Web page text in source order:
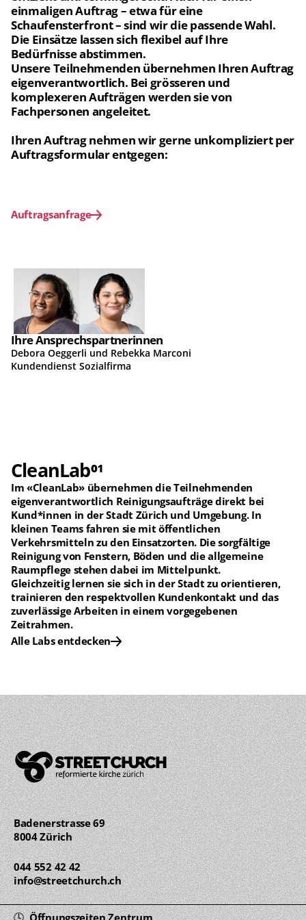
einmaligen Auftrag – etwa für eine
Schaufensterfront – sind wir die passende Wahl.
Die Einsätze lassen sich flexibel auf Ihre
Bedürfnisse abstimmen.
Unsere Teilnehmenden übernehmen Ihren Auftrag
eigenverantwortlich. Bei grösseren und
komplexeren Aufträgen werden sie von
Fachpersonen angeleitet.
Ihren Auftrag nehmen wir gerne unkompliziert per
Auftragsformular entgegen:
Auftragsanfrage
Ihre Ansprechspartnerinnen
Debora Oeggerli und Rebekka Marconi
Kundendienst Sozialfirma
CleanLab01
Im «CleanLab» übernehmen die Teilnehmenden
eigenverantwortlich Reinigungsaufträge direkt bei
Kund*innen in der Stadt Zürich und Umgebung. In
kleinen Teams fahren sie mit öffentlichen
Verkehrsmitteln zu den Einsatzorten. Die sorgfältige
Reinigung von Fenstern, Böden und die allgemeine
Raumpflege stehen dabei im Mittelpunkt.
Gleichzeitig lernen sie sich in der Stadt zu orientieren,
trainieren den respektvollen Kundenkontakt und das
zuverlässige Arbeiten in einem vorgegebenen
Zeitrahmen.
Alle Labs entdecken
Badenerstrasse 69
8004 Zürich
044 552 42 42
info@streetchurch.ch